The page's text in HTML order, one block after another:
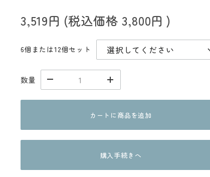
3,519円 (税込価格3,800円 )
6個または12個セット
数量
カートに商品を追加
購入手続きへ